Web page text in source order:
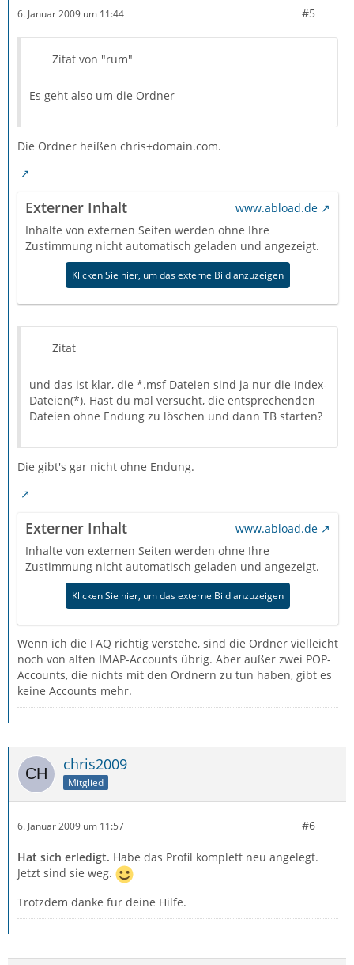
6. Januar 2009 um 11:44 #5
Zitat von "rum"
Es geht also um die Ordner
Die Ordner heißen chris+domain.com.
Externer Inhalt
www.abload.de
Inhalte von externen Seiten werden ohne Ihre
Zustimmung nicht automatisch geladen und angezeigt.
Klicken Sie hier, um das externe Bild anzuzeigen
Zitat
und das ist klar, die *.msf Dateien sind ja nur die Index-
Dateien(*). Hast du mal versucht, die entsprechenden
Dateien ohne Endung zu löschen und dann TB starten?
Die gibt's gar nicht ohne Endung.
Externer Inhalt
www.abload.de
Inhalte von externen Seiten werden ohne Ihre
Zustimmung nicht automatisch geladen und angezeigt.
Klicken Sie hier, um das externe Bild anzuzeigen
Wenn ich die FAQ richtig verstehe, sind die Ordner vielleicht
noch von alten IMAP-Accounts übrig. Aber außer zwei POP-
Accounts, die nichts mit den Ordnern zu tun haben, gibt es
keine Accounts mehr.
chris2009
Mitglied
6. Januar 2009 um 11:57 #6
Hat sich erledigt. Habe das Profil komplett neu angelegt.
Jetzt sind sie weg.
Trotzdem danke für deine Hilfe.